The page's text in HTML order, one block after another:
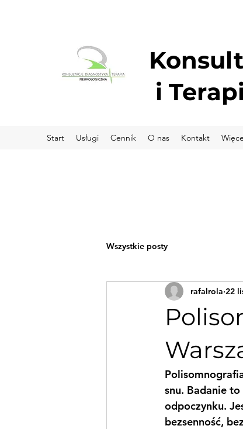
i
Start Usługi Cennik O nas Kontakt
Wszystkie posty
rafalrola 22
snu. Badanie
odpoczynku.
bezsenność,